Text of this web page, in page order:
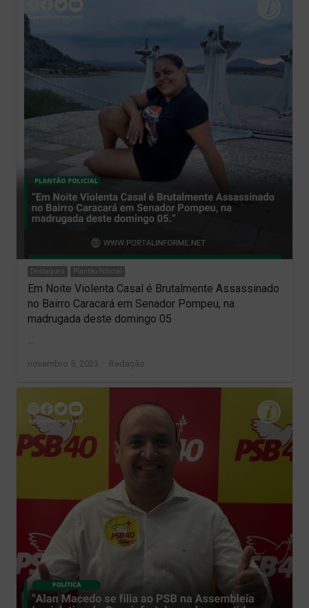
Destaques Plantão Policial
Em Noite Violenta Casal é Brutalmente Assassinado
no Bairro Caracará em Senador Pompeu, na
madrugada deste domingo 05
novembro 5, 2023 Author
Redação